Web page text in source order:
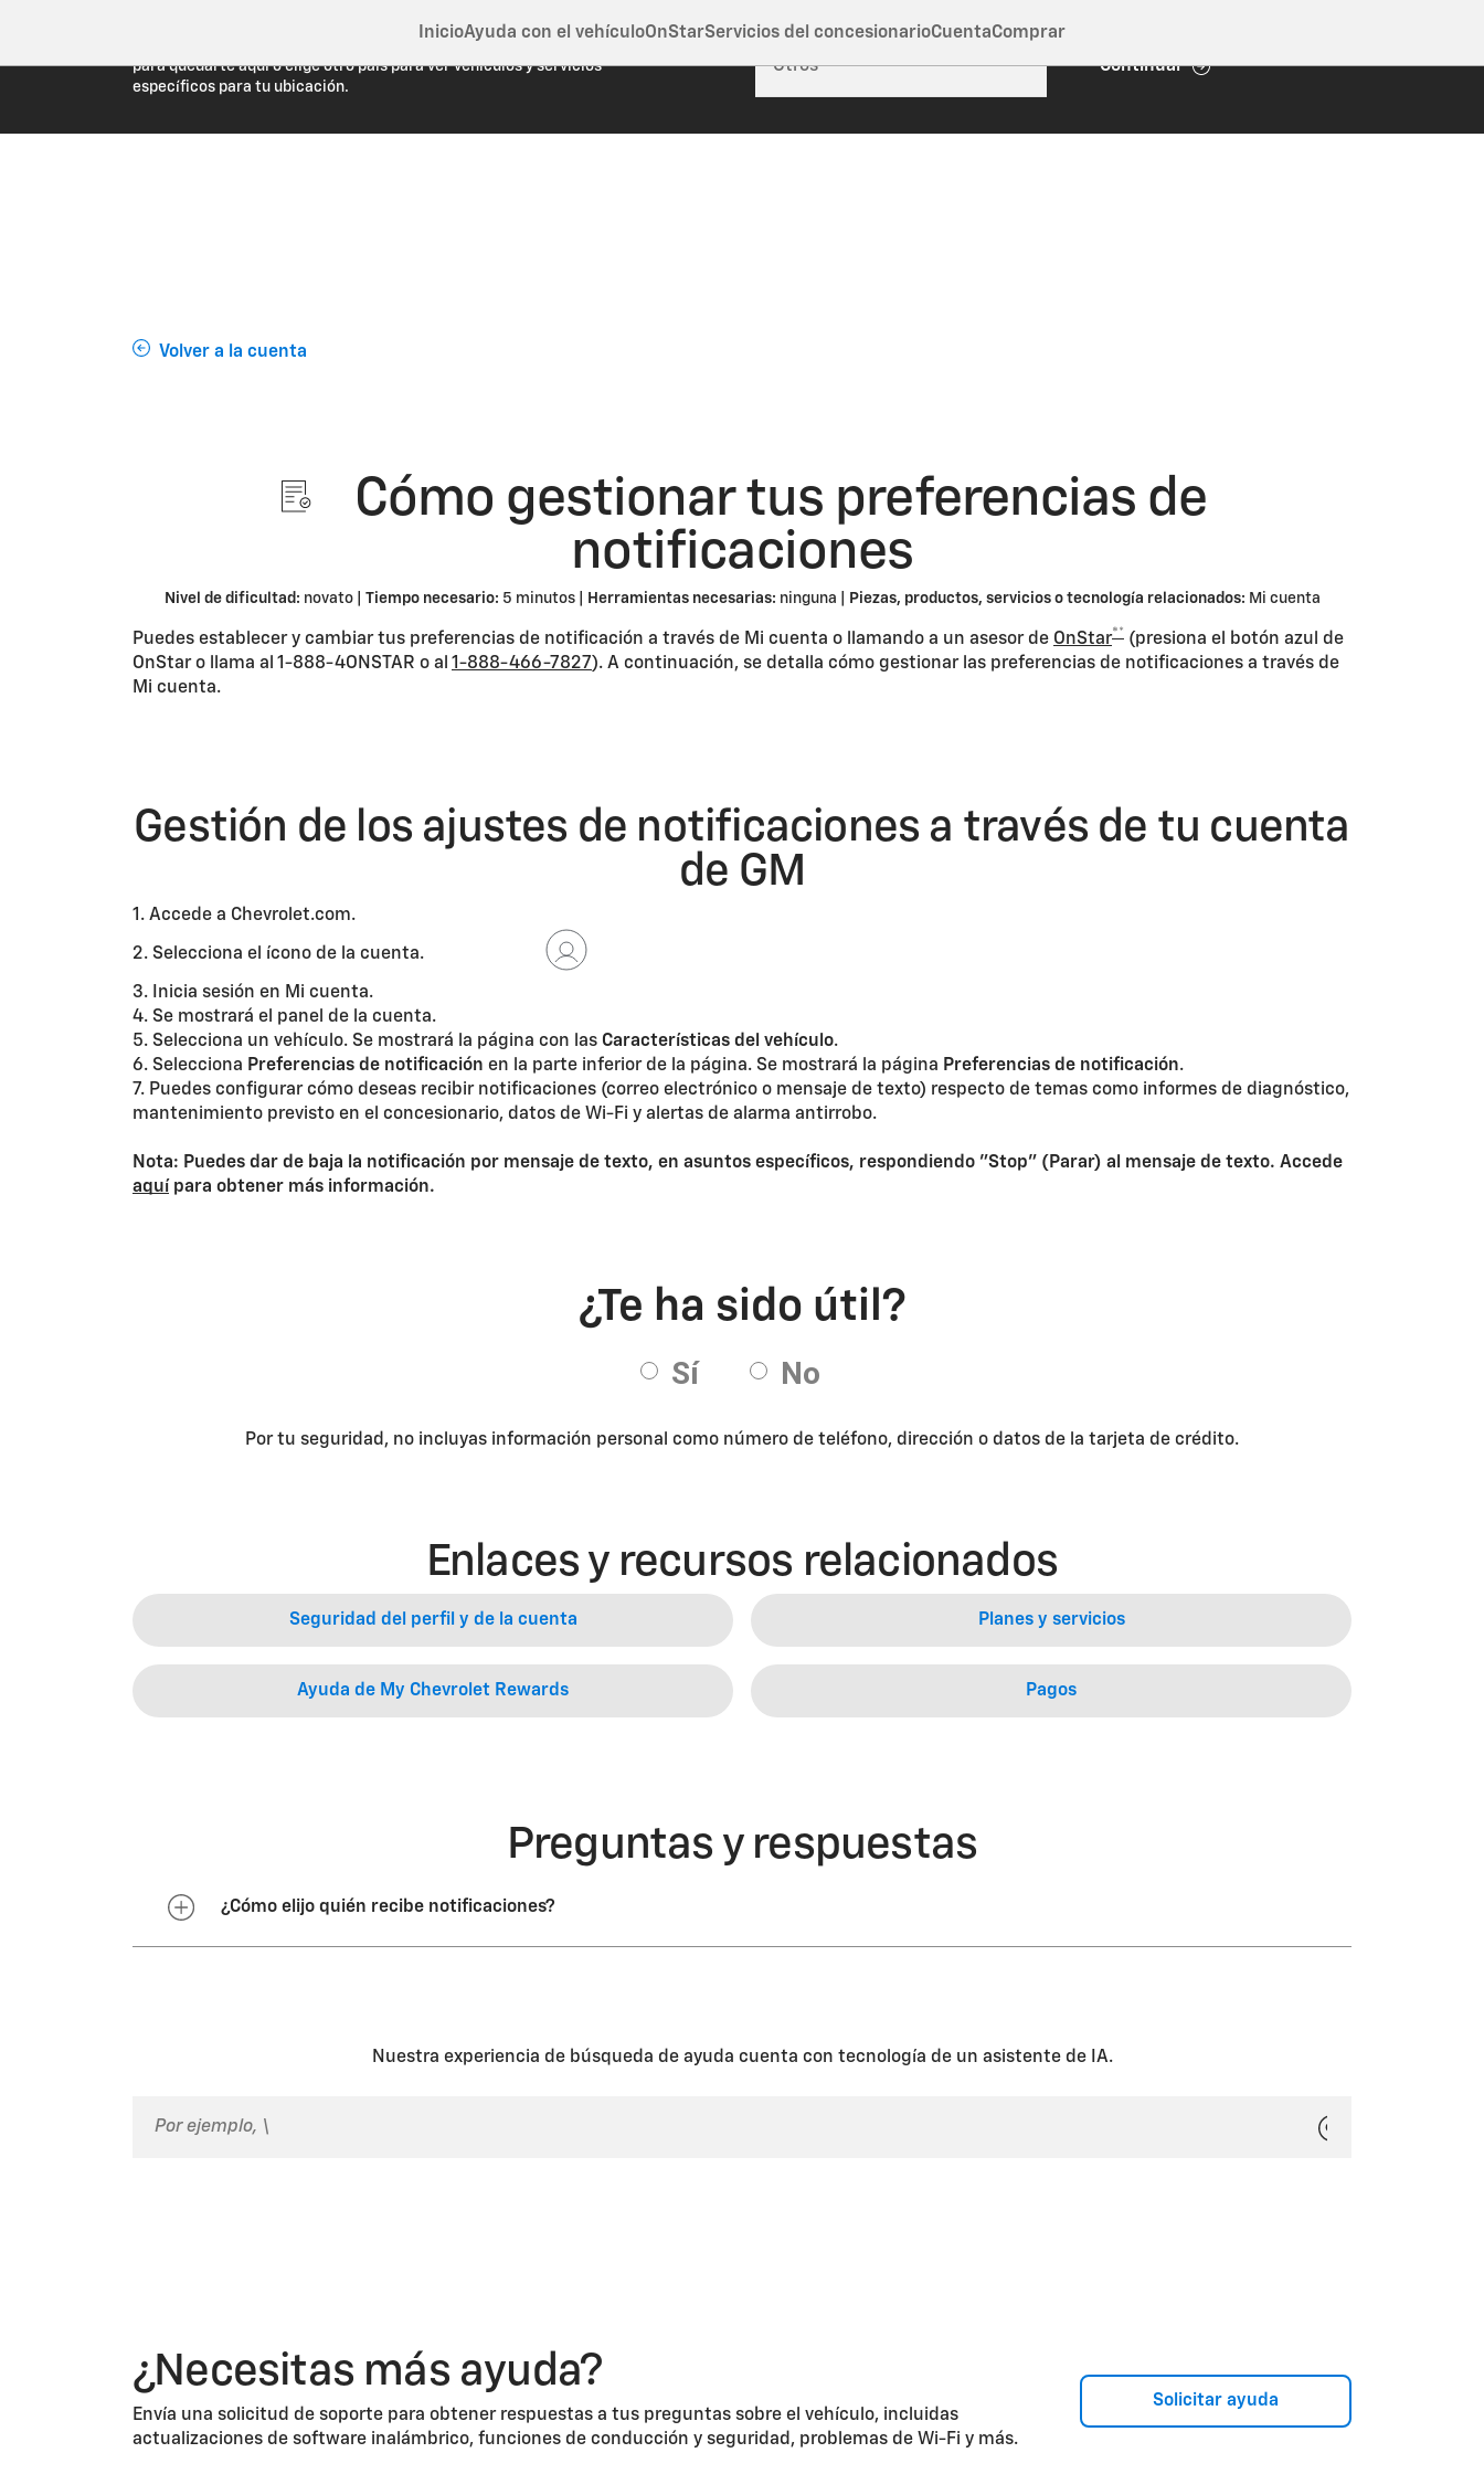
Estás viendo Chevrolet.com (Estados Unidos). Cierra esta ventana
para quedarte aquí o elige otro país para ver vehículos y servicios
específicos para tu ubicación.
Continuar
InicioAyuda con el vehículoOnStarServicios del concesionarioCuentaComprar
Volver a la cuenta
Cómo gestionar tus preferencias de
notificaciones
Nivel de dificultad: novato | Tiempo necesario: 5 minutos | Herramientas necesarias: ninguna | Piezas, productos, servicios o tecnología relacionados: Mi cuenta
Puedes establecer y cambiar tus preferencias de notificación a través de Mi cuenta o llamando a un asesor de OnStar®* (presiona el botón azul de
OnStar o llama al 1-888-4ONSTAR o al 1-888-466-7827). A continuación, se detalla cómo gestionar las preferencias de notificaciones a través de
Mi cuenta.
Gestión de los ajustes de notificaciones a través de tu cuenta
de GM
1. Accede a Chevrolet.com.
2. Selecciona el ícono de la cuenta.
3. Inicia sesión en Mi cuenta.
4. Se mostrará el panel de la cuenta.
5. Selecciona un vehículo. Se mostrará la página con las Características del vehículo.
6. Selecciona Preferencias de notificación en la parte inferior de la página. Se mostrará la página Preferencias de notificación.
7. Puedes configurar cómo deseas recibir notificaciones (correo electrónico o mensaje de texto) respecto de temas como informes de diagnóstico,
mantenimiento previsto en el concesionario, datos de Wi-Fi y alertas de alarma antirrobo.
Nota: Puedes dar de baja la notificación por mensaje de texto, en asuntos específicos, respondiendo "Stop" (Parar) al mensaje de texto. Accede
aquí para obtener más información.
Por tu seguridad, no incluyas información personal como número de teléfono, dirección o datos de la tarjeta de crédito.
Enlaces y recursos relacionados
Seguridad del perfil y de la cuenta Planes y servicios
Ayuda de My Chevrolet Rewards Pagos
Preguntas y respuestas
¿Cómo elijo quién recibe notificaciones?
Nuestra experiencia de búsqueda de ayuda cuenta con tecnología de un asistente de IA.
¿Necesitas más ayuda?
Envía una solicitud de soporte para obtener respuestas a tus preguntas sobre el vehículo, incluidas
actualizaciones de software inalámbrico, funciones de conducción y seguridad, problemas de Wi-Fi y más.
Solicitar ayuda